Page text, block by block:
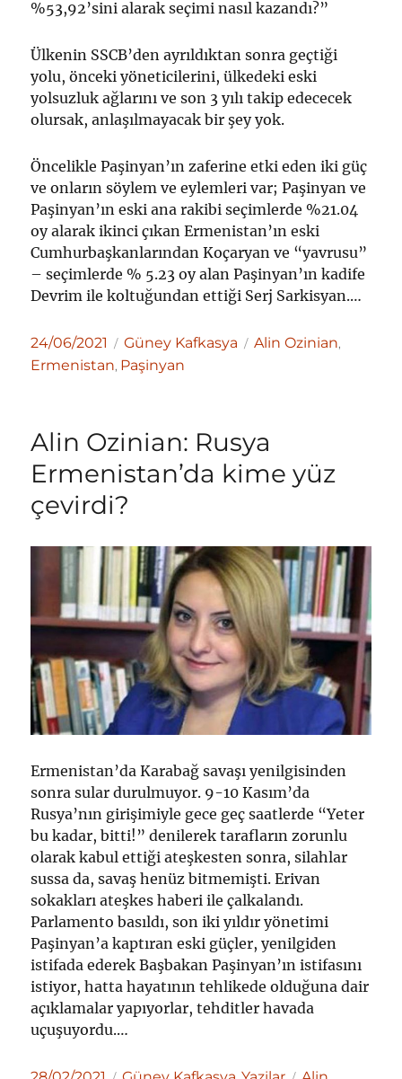
%53,92’sini alarak seçimi nasıl kazandı?”
Ülkenin SSCB’den ayrıldıktan sonra geçtiği
yolu, önceki yöneticilerini, ülkedeki eski
yolsuzluk ağlarını ve son 3 yılı takip edececek
olursak, anlaşılmayacak bir şey yok.
Öncelikle Paşinyan’ın zaferine etki eden iki güç
ve onların söylem ve eylemleri var; Paşinyan ve
Paşinyan’ın eski ana rakibi seçimlerde %21.04
oy alarak ikinci çıkan Ermenistan’ın eski
Cumhurbaşkanlarından Koçaryan ve “yavrusu”
– seçimlerde % 5.23 oy alan Paşinyan’ın kadife
Devrim ile koltuğundan ettiği Serj Sarkisyan.…
Yayın
tarihi
24/06/2021 Kategoriler
Güney Kafkasya Etiketler
Alin Ozinian,
Ermenistan, Paşinyan
Alin Ozinian: Rusya
Ermenistan’da kime yüz
çevirdi?
Ermenistan’da Karabağ savaşı yenilgisinden
sonra sular durulmuyor. 9-10 Kasım’da
Rusya’nın girişimiyle gece geç saatlerde “Yeter
bu kadar, bitti!” denilerek tarafların zorunlu
olarak kabul ettiği ateşkesten sonra, silahlar
sussa da, savaş henüz bitmemişti. Erivan
sokakları ateşkes haberi ile çalkalandı.
Parlamento basıldı, son iki yıldır yönetimi
Paşinyan’a kaptıran eski güçler, yenilgiden
istifada ederek Başbakan Paşinyan’ın istifasını
istiyor, hatta hayatının tehlikede olduğuna dair
açıklamalar yapıyorlar, tehditler havada
uçuşuyordu.…
Yayın
Kategoriler Etiketler